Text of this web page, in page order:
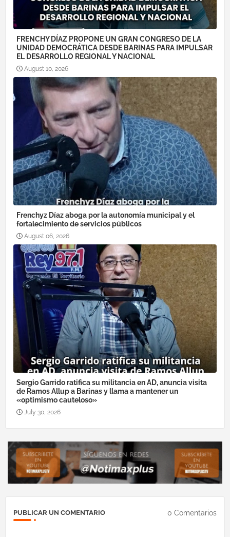
FRENCHY DÍAZ PROPONE UN GRAN CONGRESO DE LA
UNIDAD DEMOCRÁTICA DESDE BARINAS PARA IMPULSAR
EL DESARROLLO REGIONAL Y NACIONAL
August 10, 2026
Frenchyz Díaz aboga por la autonomía municipal y el
fortalecimiento de servicios públicos
August 06, 2026
Sergio Garrido ratifica su militancia en AD, anuncia visita
de Ramos Allup a Barinas y llama a mantener un
«optimismo cauteloso»
July 30, 2026
PUBLICAR UN COMENTARIO 0 Comentarios